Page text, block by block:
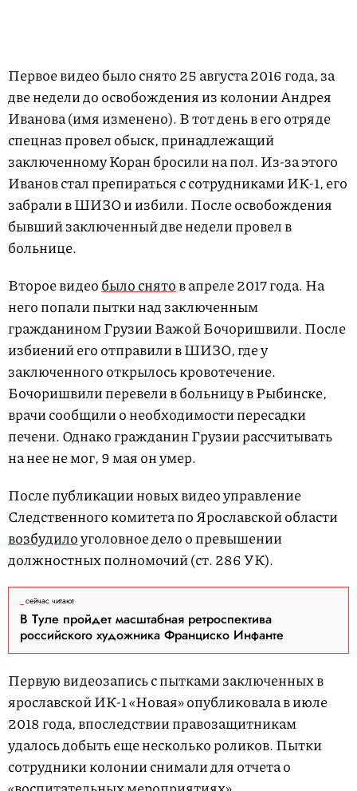
Первое видео было снято 25 августа 2016 года, за
две недели до освобождения из колонии Андрея
Иванова (имя изменено). В тот день в его отряде
спецназ провел обыск, принадлежащий
заключенному Коран бросили на пол. Из-за этого
Иванов стал препираться с сотрудниками ИК-1, его
забрали в ШИЗО и избили. После освобождения
бывший заключенный две недели провел в
больнице.
Второе видеобыло снятов апреле 2017 года. На
него попали пытки над заключенным
гражданином Грузии Важой Бочоришвили. После
избиений его отправили в ШИЗО, где у
заключенного открылось кровотечение.
Бочоришвили перевели в больницу в Рыбинске,
врачи сообщили о необходимости пересадки
печени. Однако гражданин Грузии рассчитывать
на нее не мог, 9 мая он умер.
После публикации новых видео управление
Следственного комитета по Ярославской области
возбудилоуголовное дело о превышении
должностных полномочий (ст. 286 УК).
сейчас читают
В Туле пройдет масштабная ретроспектива
российского художника Франциско Инфанте
Первую видеозапись с пытками заключенных в
ярославской ИК-1 «Новая» опубликовала в июле
2018 года, впоследствии правозащитникам
удалось добыть еще несколько роликов. Пытки
сотрудники колонии снимали для отчета о